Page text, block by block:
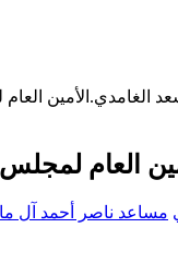
الغامدي.الأمين
العام
مساعد ناصر أحمد آل